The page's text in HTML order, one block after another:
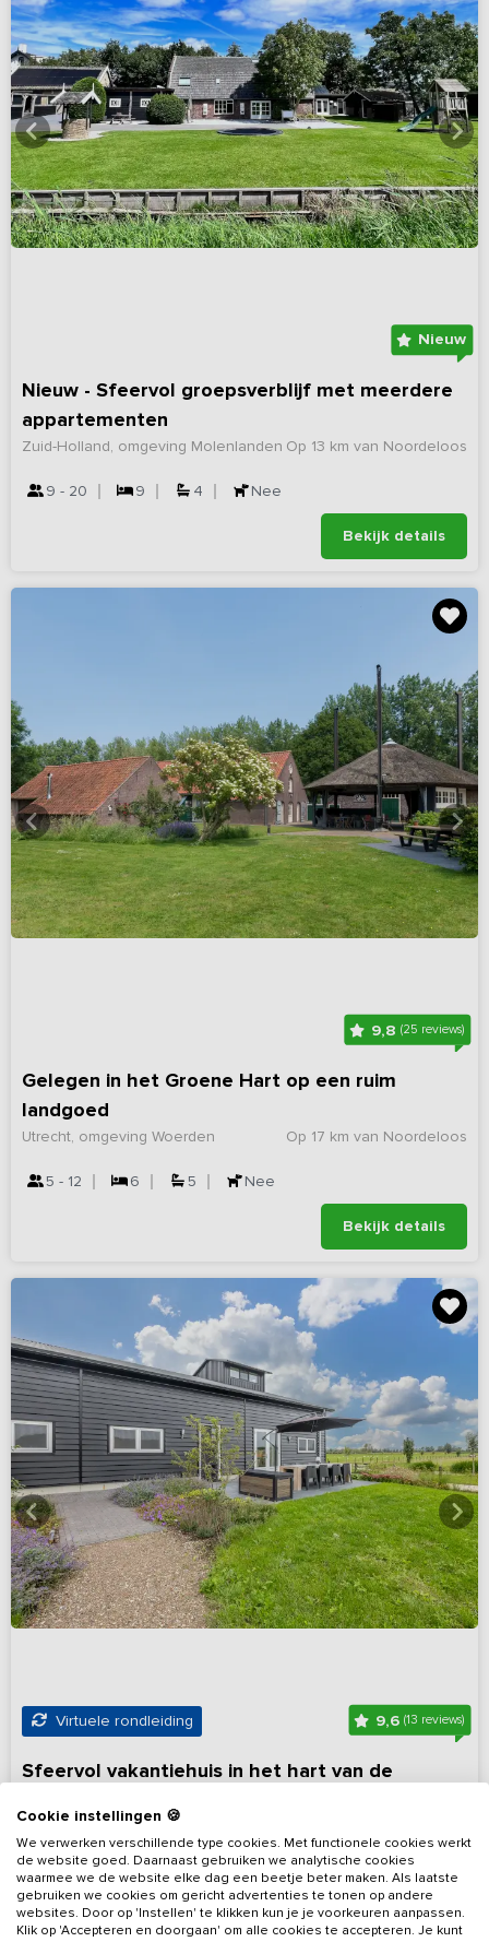
Nieuw
Nieuw - Sfeervol groepsverblijf met meerdere
appartementen
Op 13 km van Noordeloos
Zuid-Holland, omgeving Molenlanden
9 - 20 9 4 Nee
Bekijk details
9,8 (25 reviews)
Gelegen in het Groene Hart op een ruim
landgoed
Op 17 km van Noordeloos
Utrecht, omgeving Woerden
5 - 12 6 5 Nee
Bekijk details
Virtuele rondleiding 9,6(13 reviews)
Sfeervol vakantiehuis in het hart van de
Gelderland, omgeving Culemborg
4 - 8 4 3 Nee
Bekijk details
Cookie instellingen 🍪
We verwerken verschillende type cookies. Met functionele cookies werkt
de website goed. Daarnaast gebruiken we analytische cookies
waarmee we de website elke dag een beetje beter maken. Als laatste
gebruiken we cookies om gericht advertenties te tonen op andere
websites. Door op 'Instellen' te klikken kun je je voorkeuren aanpassen.
Klik op 'Accepteren en doorgaan' om alle cookies te accepteren. Je kunt